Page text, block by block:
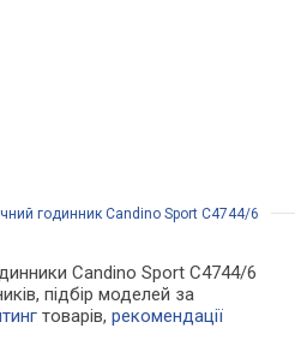
годинник Candino Sport C4744/6
Candino Sport C4744/6
підбір моделей за
товарів,рекомендації